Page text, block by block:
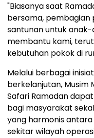
"Biasanya saat
bersama,
santunan untuk
membantu kami,
kebutuhan pokok di
Melalui berbagai
berkelanjutan, Musim
Safari Ramadan
bagi masyarakat
yang harmonis
sekitar wilayah